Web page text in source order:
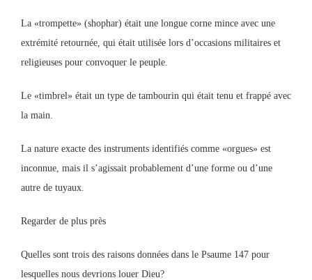
La «trompette» (shophar) était une longue corne mince avec une
extrémité retournée, qui était utilisée lors d’occasions militaires et
religieuses pour convoquer le peuple.
Le «timbrel» était un type de tambourin qui était tenu et frappé avec
la main.
La nature exacte des instruments identifiés comme «orgues» est
inconnue, mais il s’agissait probablement d’une forme ou d’une
autre de tuyaux.
Regarder de plus près
Quelles sont trois des raisons données dans le Psaume 147 pour
lesquelles nous devrions louer Dieu?